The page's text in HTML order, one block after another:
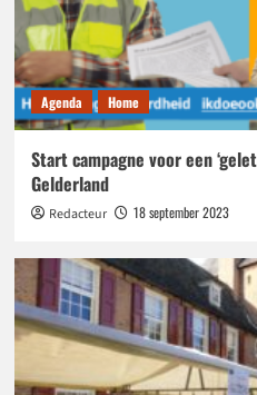
Agenda Home
Start campagne voor een
Gelderland
Redacteur 18 september 2023